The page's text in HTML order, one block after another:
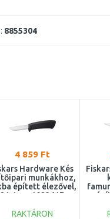
8855304
4 859 Ft
Hardware Kés
munkákhoz,
épített élezővel,
21,1 cm 1023617
RAKTÁRON